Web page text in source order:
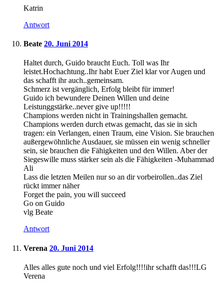
Katrin
Antwort
Beate 20. Juni 2014
Haltet durch, Guido braucht Euch. Toll was Ihr
leistet.Hochachtung..Ihr habt Euer Ziel klar vor Augen und
das schafft ihr auch..gemeinsam.
Schmerz ist vergänglich, Erfolg bleibt für immer!
Guido ich bewundere Deinen Willen und deine
Leistunggstärke..never give up!!!!!
Champions werden nicht in Trainingshallen gemacht.
Champions werden durch etwas gemacht, das sie in sich
tragen: ein Verlangen, einen Traum, eine Vision. Sie brauchen
außergewöhnliche Ausdauer, sie müssen ein wenig schneller
sein, sie brauchen die Fähigkeiten und den Willen. Aber der
Siegeswille muss stärker sein als die Fähigkeiten -Muhammad
Ali
Lass die letzten Meilen nur so an dir vorbeirollen..das Ziel
rückt immer näher
Forget the pain, you will succeed
Go on Guido
vlg Beate
Antwort
Verena 20. Juni 2014
Alles alles gute noch und viel Erfolg!!!!ihr schafft das!!!LG
Verena